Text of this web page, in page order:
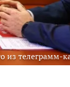
из телеграмм-